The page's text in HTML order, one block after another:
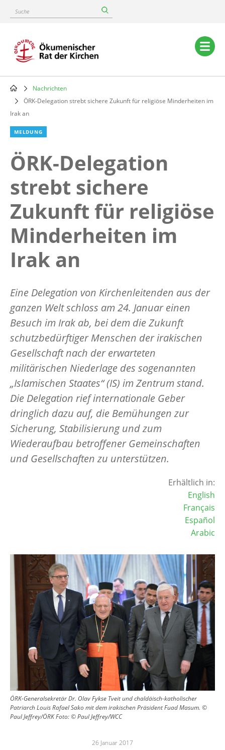
content
Suche
Main
navigation
Breadcrumb
Nachrichten
ÖRK-Delegation strebt sichere Zukunft für religiöse Minderheiten im
Irak an
MELDUNG
ÖRK-Delegation
strebt sichere
Zukunft für religiöse
Minderheiten im
Irak an
Eine Delegation von Kirchenleitenden aus der
ganzen Welt schloss am 24. Januar einen
Besuch im Irak ab, bei dem die Zukunft
schutzbedürftiger Menschen der irakischen
Gesellschaft nach der erwarteten
militärischen Niederlage des sogenannten
„Islamischen Staates“ (IS) im Zentrum stand.
Die Delegation rief internationale Geber
dringlich dazu auf, die Bemühungen zur
Sicherung, Stabilisierung und zum
Wiederaufbau betroffener Gemeinschaften
und Gesellschaften zu unterstützen.
Erhältlich in:
English
Français
Español
Arabic
Image
ÖRK-Generalsekretär Dr. Olav Fykse Tveit und chaldäisch-katholischer
Patriarch Louis Rafael Sako mit dem irakischen Präsident Fuad Masum. ©
Paul Jeffrey/ÖRKFoto:© Paul Jeffrey/WCC
26 Januar 2017